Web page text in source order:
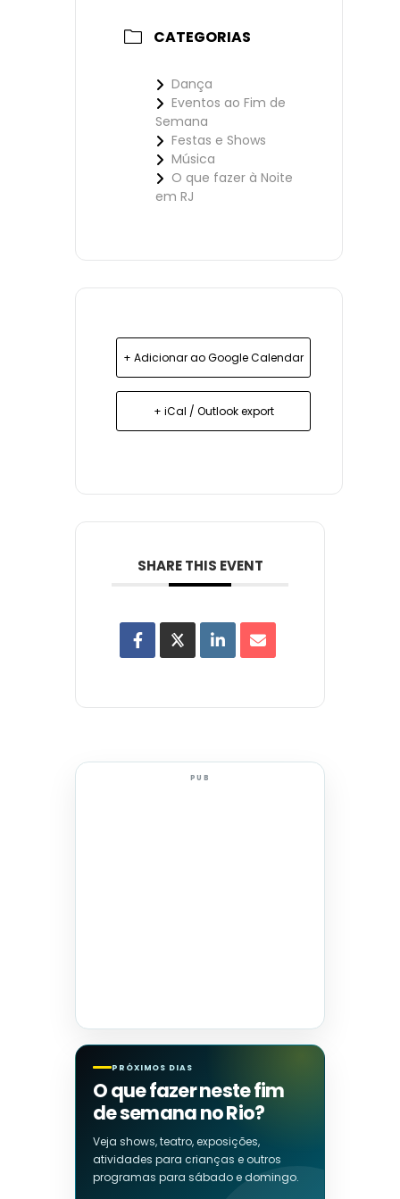
CATEGORIAS
Dança
Eventos ao Fim de
Semana
Festas e Shows
Música
O que fazer à Noite
em RJ
+ Adicionar ao Google Calendar
+ iCal / Outlook export
SHARE THIS EVENT
PUB
PRÓXIMOS DIAS
O que fazer neste fim
de semana no Rio?
Veja shows, teatro, exposições,
atividades para crianças e outros
programas para sábado e domingo.